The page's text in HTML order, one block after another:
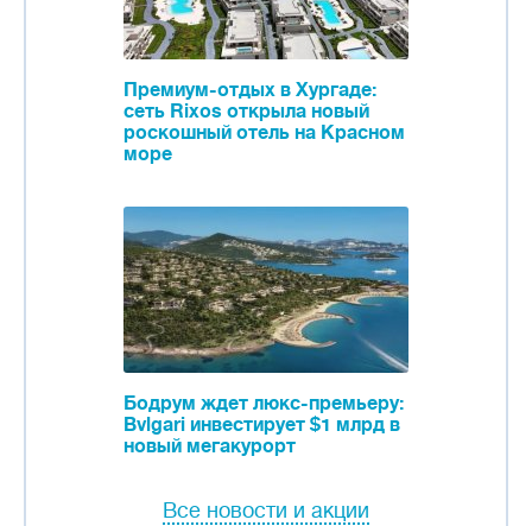
Премиум-отдых в Хургаде:
сеть Rixos открыла новый
роскошный отель на Красном
море
Бодрум ждет люкс-премьеру:
Bvlgari инвестирует $1 млрд в
новый мегакурорт
Все новости и акции